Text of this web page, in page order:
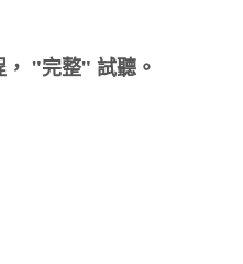
"完整" 試聽。